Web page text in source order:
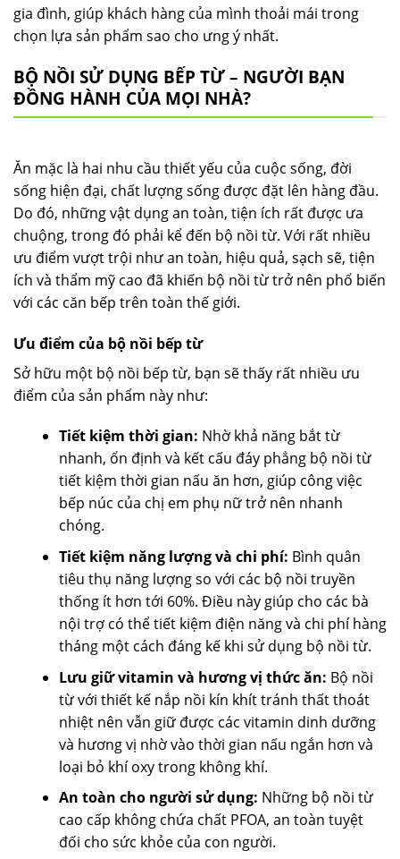
gia đình, giúp khách hàng của mình thoải mái trong
chọn lựa sản phẩm sao cho ưng ý nhất.
BỘ NỒI SỬ DỤNG BẾP TỪ – NGƯỜI BẠN
ĐỒNG HÀNH CỦA MỌI NHÀ?
Ăn mặc là hai nhu cầu thiết yếu của cuộc sống, đời
sống hiện đại, chất lượng sống được đặt lên hàng đầu.
Do đó, những vật dụng an toàn, tiện ích rất được ưa
chuộng, trong đó phải kể đến bộ nồi từ. Với rất nhiều
ưu điểm vượt trội như an toàn, hiệu quả, sạch sẽ, tiện
ích và thẩm mỹ cao đã khiến bộ nồi từ trở nên phổ biến
với các căn bếp trên toàn thế giới.
Ưu điểm của bộ nồi bếp từ
Sở hữu một bộ nồi bếp từ, bạn sẽ thấy rất nhiều ưu
điểm của sản phẩm này như:
Tiết kiệm thời gian: Nhờ khả năng bắt từ
nhanh, ổn định và kết cấu đáy phẳng bộ nồi từ
tiết kiệm thời gian nấu ăn hơn, giúp công việc
bếp núc của chị em phụ nữ trở nên nhanh
chóng.
Tiết kiệm năng lượng và chi phí: Bình quân
tiêu thụ năng lượng so với các bộ nồi truyền
thống ít hơn tới 60%. Điều này giúp cho các bà
nội trợ có thể tiết kiệm điện năng và chi phí hàng
tháng một cách đáng kế khi sử dụng bộ nồi từ.
Lưu giữ vitamin và hương vị thức ăn: Bộ nồi
từ với thiết kế nắp nồi kín khít tránh thất thoát
nhiệt nên vẫn giữ được các vitamin dinh dưỡng
và hương vị nhờ vào thời gian nấu ngắn hơn và
loại bỏ khí oxy trong không khí.
An toàn cho người sử dụng: Những bộ nồi từ
cao cấp không chứa chất PFOA, an toàn tuyệt
đối cho sức khỏe của con người.